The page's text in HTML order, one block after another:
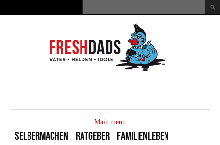
Suchformular
Main menu
SELBERMACHEN RATGEBER
FAMILIENLEBEN